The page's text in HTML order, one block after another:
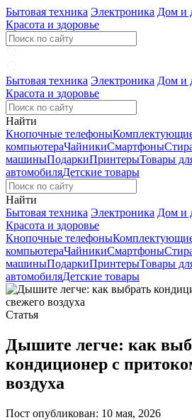
Бытовая техника Электроника Дом и
Красота и здоровье
Бытовая техника Электроника Дом и
Красота и здоровье
Найти
Кнопочные телефоны
компьютераЧайникиСмартфоны
машиныПодаркиПринтерыТовары
автомобиляДетские товары
Найти
Бытовая техника Электроника Дом и
Красота и здоровье
Кнопочные телефоны
компьютераЧайникиСмартфоны
машиныПодаркиПринтерыТовары
автомобиляДетские товары
Статья
Дышите легче: как
кондиционер с
воздуха
Пост опубликован: 10 мая, 2026